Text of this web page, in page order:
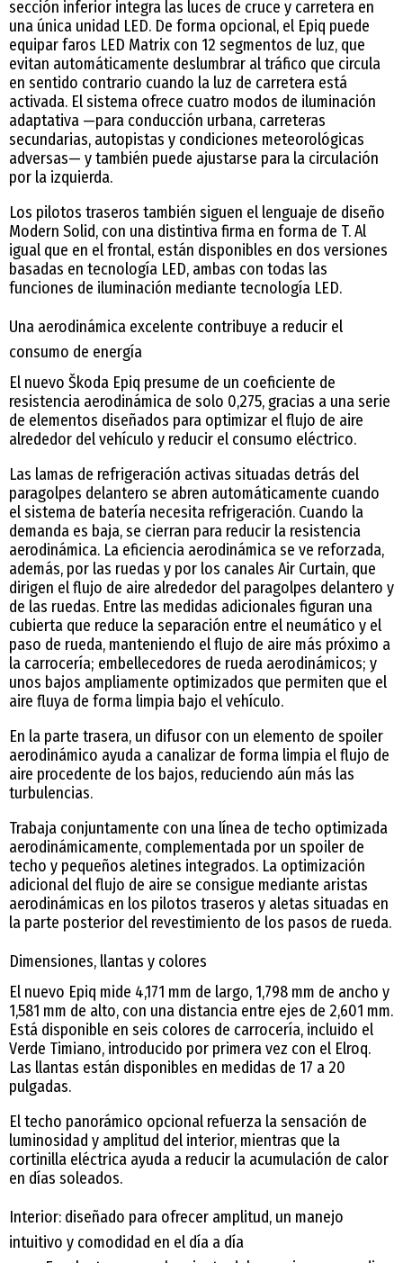
sección inferior integra las luces de cruce y carretera en
una única unidad LED. De forma opcional, el Epiq puede
equipar faros LED Matrix con 12 segmentos de luz, que
evitan automáticamente deslumbrar al tráfico que circula
en sentido contrario cuando la luz de carretera está
activada. El sistema ofrece cuatro modos de iluminación
adaptativa —para conducción urbana, carreteras
secundarias, autopistas y condiciones meteorológicas
adversas— y también puede ajustarse para la circulación
por la izquierda.
Los pilotos traseros también siguen el lenguaje de diseño
Modern Solid, con una distintiva firma en forma de T. Al
igual que en el frontal, están disponibles en dos versiones
basadas en tecnología LED, ambas con todas las
funciones de iluminación mediante tecnología LED.
Una aerodinámica excelente contribuye a reducir el
consumo de energía
El nuevo Škoda Epiq presume de un coeficiente de
resistencia aerodinámica de solo 0,275, gracias a una serie
de elementos diseñados para optimizar el flujo de aire
alrededor del vehículo y reducir el consumo eléctrico.
Las lamas de refrigeración activas situadas detrás del
paragolpes delantero se abren automáticamente cuando
el sistema de batería necesita refrigeración. Cuando la
demanda es baja, se cierran para reducir la resistencia
aerodinámica. La eficiencia aerodinámica se ve reforzada,
además, por las ruedas y por los canales Air Curtain, que
dirigen el flujo de aire alrededor del paragolpes delantero y
de las ruedas. Entre las medidas adicionales figuran una
cubierta que reduce la separación entre el neumático y el
paso de rueda, manteniendo el flujo de aire más próximo a
la carrocería; embellecedores de rueda aerodinámicos; y
unos bajos ampliamente optimizados que permiten que el
aire fluya de forma limpia bajo el vehículo.
En la parte trasera, un difusor con un elemento de spoiler
aerodinámico ayuda a canalizar de forma limpia el flujo de
aire procedente de los bajos, reduciendo aún más las
turbulencias.
Trabaja conjuntamente con una línea de techo optimizada
aerodinámicamente, complementada por un spoiler de
techo y pequeños aletines integrados. La optimización
adicional del flujo de aire se consigue mediante aristas
aerodinámicas en los pilotos traseros y aletas situadas en
la parte posterior del revestimiento de los pasos de rueda.
Dimensiones, llantas y colores
El nuevo Epiq mide 4,171 mm de largo, 1,798 mm de ancho y
1,581 mm de alto, con una distancia entre ejes de 2,601 mm.
Está disponible en seis colores de carrocería, incluido el
Verde Timiano, introducido por primera vez con el Elroq.
Las llantas están disponibles en medidas de 17 a 20
pulgadas.
El techo panorámico opcional refuerza la sensación de
luminosidad y amplitud del interior, mientras que la
cortinilla eléctrica ayuda a reducir la acumulación de calor
en días soleados.
Interior: diseñado para ofrecer amplitud, un manejo
intuitivo y comodidad en el día a día